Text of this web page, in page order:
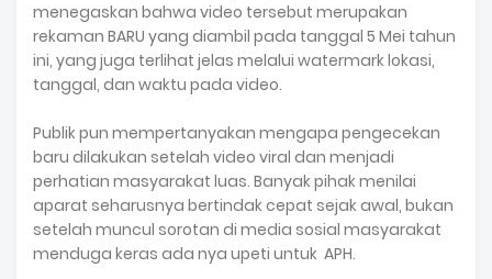
menegaskan bahwa video tersebut merupakan
rekaman BARU yang diambil pada tanggal 5 Mei tahun
ini, yang juga terlihat jelas melalui watermark lokasi,
tanggal, dan waktu pada video.
Publik pun mempertanyakan mengapa pengecekan
baru dilakukan setelah video viral dan menjadi
perhatian masyarakat luas. Banyak pihak menilai
aparat seharusnya bertindak cepat sejak awal, bukan
setelah muncul sorotan di media sosial masyarakat
menduga keras ada nya upeti untuk APH.